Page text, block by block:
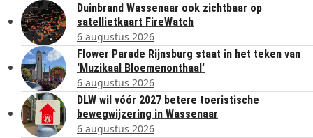
Duinbrand Wassenaar ook zichtbaar op
satellietkaart FireWatch
6 augustus 2026
Flower Parade Rijnsburg staat in het teken van
‘Muzikaal Bloemenonthaal’
6 augustus 2026
DLW wil vóór 2027 betere toeristische
bewegwijzering in Wassenaar
6 augustus 2026